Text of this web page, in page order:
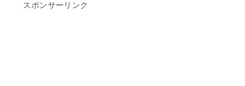
スポンサーリンク